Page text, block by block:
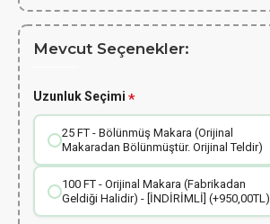
Mevcut Seçenekler:
Uzunluk Seçimi
25 FT - Bölünmüş Makara (Orijinal
Makaradan Bölünmüştür. Orijinal Teldir)
100 FT - Orijinal Makara (Fabrikadan
Geldiği Halidir) - [İNDİRİMLİ] (+950,00TL)